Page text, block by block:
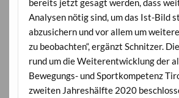
bereits jetzt gesagt werden, dass
Analysen nötig sind, um das Ist-Bild
abzusichern und vor allem um
zu beobachten“, ergänzt Schnitzer.
rund um die Weiterentwicklung der
Bewegungs- und Sportkompetenz
zweiten Jahreshälfte 2020